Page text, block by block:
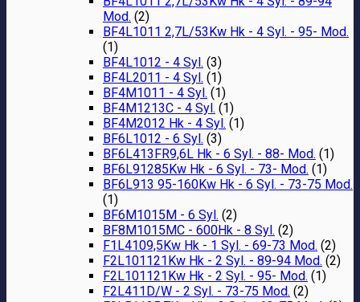
Mod. (2)
BF4L1011 2,7L/53Kw Hk - 4 Syl. - 95- Mod.
(1)
BF4L1012 - 4 Syl. (3)
BF4L2011 - 4 Syl. (1)
BF4M1011 - 4 Syl. (1)
BF4M1213C - 4 Syl. (1)
BF4M2012 Hk - 4 Syl. (1)
BF6L1012 - 6 Syl. (3)
BF6L413FR9,6L Hk - 6 Syl. - 88- Mod. (1)
BF6L91285Kw Hk - 6 Syl. - 73- Mod. (1)
BF6L913 95-160Kw Hk - 6 Syl. - 73-75 Mod.
(1)
BF6M1015M - 6 Syl. (2)
BF8M1015MC - 600Hk - 8 Syl. (2)
F1L4109,5Kw Hk - 1 Syl. - 69-73 Mod. (2)
F2L101121Kw Hk - 2 Syl. - 89-94 Mod. (2)
F2L101121Kw Hk - 2 Syl. - 95- Mod. (1)
F2L411D/W - 2 Syl. - 73-75 Mod. (2)